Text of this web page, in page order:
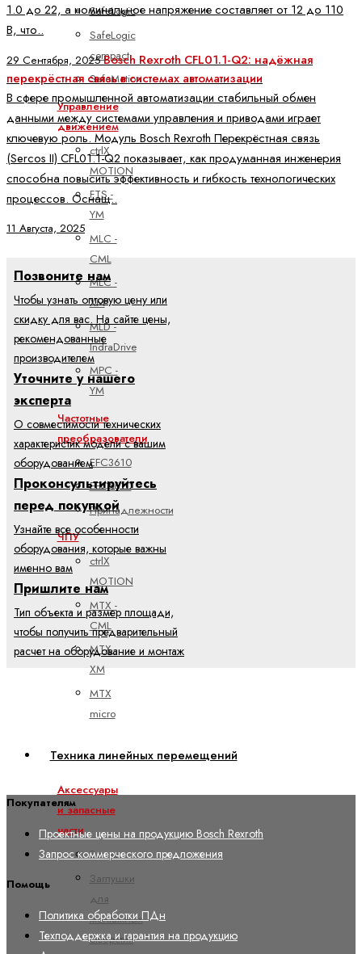
SafeLogic
SafeLogic
compact
SafeMotion
Управление
движением
ctrlX
MOTION
FTS -
YM
MLC -
CML
MLC -
XM
MLD -
IndraDrive
MPC -
YM
Частотные
преобразователи
EFC3610
EFC5610
Принадлежности
ЧПУ
ctrlX
MOTION
MTX -
CML
MTX -
XM
MTX
micro
Техника линейных перемещений
Аксессуары
и запасные
части
Винты
Заглушки
для
монтажных
отверстий
1.0 до 22, а номинальное напряжение составляет от 12 до 110
В, что..
29 Сентября, 2025Bosch Rexroth CFL01.1-Q2: надёжная
перекрёстная связь в системах автоматизации
В сфере промышленной автоматизации стабильный обмен
данными между системами управления и приводами играет
ключевую роль. Модуль Bosch Rexroth Перекрёстная связь
(Sercos II) CFL01.1-Q2 показывает, как продуманная инженерия
способна повысить эффективность и гибкость технологических
процессов. Оснащ..
11 Августа, 2025
Позвоните нам
Чтобы узнать оптовую цену или
скидку для вас. На сайте цены,
рекомендованные
производителем
Уточните у нашего
эксперта
О совместимости технических
характеристик модели с вашим
оборудованием
Проконсультируйтесь
перед покупкой
Узнайте все особенности
оборудования, которые важны
именно вам
Пришлите нам
Тип объекта и размер площади,
чтобы получить предварительный
расчет на оборудование и монтаж
Покупателям
Проектные цены на продукцию Bosch Rexroth
Запрос коммерческого предложения
Помощь
Политика обработки ПДн
Техподдержка и гарантия на продукцию